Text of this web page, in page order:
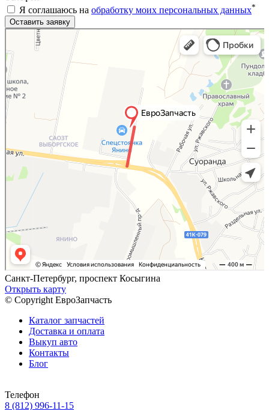
Я соглашаюсь на обработку моих персональных данных*
Яндекс.Карты
Яндекс.Карты — поиск мест и адресов, городской транспорт
Санкт-Петербург, проспект Косыгина
Открыть карту
© Copyright ЕвроЗапчасть
Каталог запчастей
Доставка и оплата
Выкуп авто
Контакты
Блог
Телефон
8 (812) 996-11-15